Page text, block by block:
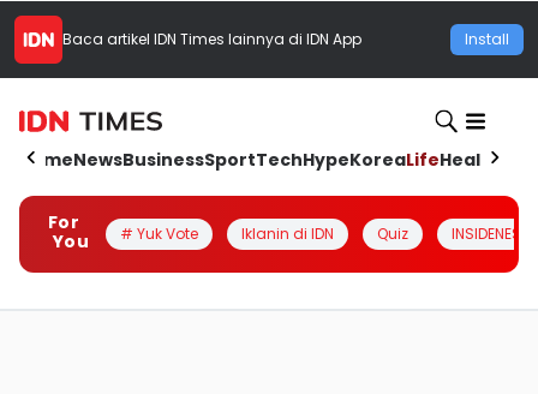
Baca artikel IDN Times lainnya di IDN App Install
HomeNewsBusinessSportTechHypeKoreaLifeHealth
For
You
# Yuk Vote Iklanin di IDN Quiz INSIDENESIA